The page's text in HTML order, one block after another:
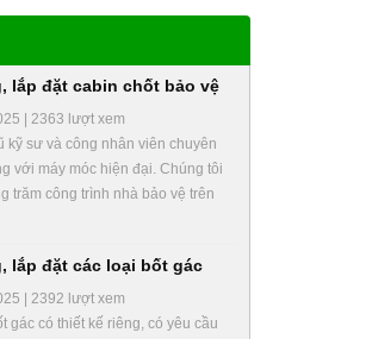
lắp đặt cabin chốt bảo vệ
| 2363 lượt xem
kỹ sư và công nhân viên chuyên
với máy móc hiện đại. Chúng tôi
trăm công trình nhà bảo vệ trên
lắp đặt các loại bốt gác
| 2392 lượt xem
gác có thiết kế riêng, có yêu cầu